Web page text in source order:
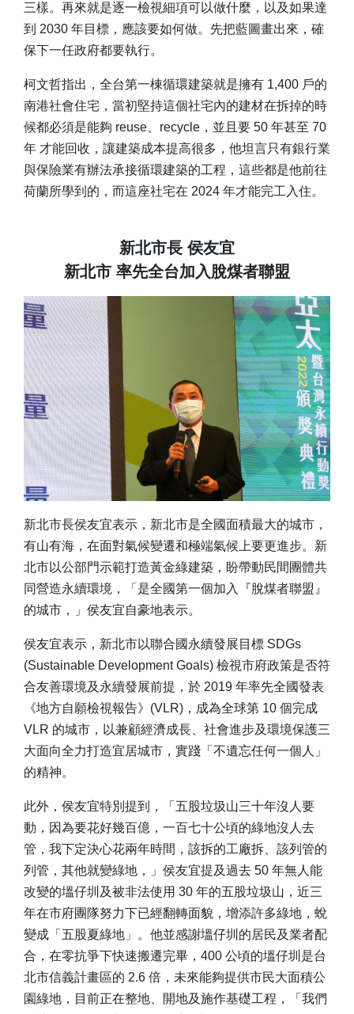
三樣。再來就是逐一檢視細項可以做什麼，以及如果達
到 2030 年目標，應該要如何做。先把藍圖畫出來，確
保下一任政府都要執行。
柯文哲指出，全台第一棟循環建築就是擁有 1,400 戶的
南港社會住宅，當初堅持這個社宅內的建材在拆掉的時
候都必須是能夠 reuse、recycle，並且要 50 年甚至 70
年 才能回收，讓建築成本提高很多，他坦言只有銀行業
與保險業有辦法承接循環建築的工程，這些都是他前往
荷蘭所學到的，而這座社宅在 2024 年才能完工入住。
新北市長 侯友宜
新北市 率先全台加入脫煤者聯盟
新北市長侯友宜表示，新北市是全國面積最大的城市，
有山有海，在面對氣候變遷和極端氣候上要更進步。新
北市以公部門示範打造黃金綠建築，盼帶動民間團體共
同營造永續環境，「是全國第一個加入『脫煤者聯盟』
的城市，」侯友宜自豪地表示。
侯友宜表示，新北市以聯合國永續發展目標 SDGs
(Sustainable Development Goals) 檢視市府政策是否符
合友善環境及永續發展前提，於 2019 年率先全國發表
《地方自願檢視報告》(VLR)，成為全球第 10 個完成
VLR 的城市，以兼顧經濟成長、社會進步及環境保護三
大面向全力打造宜居城市，實踐「不遺忘任何一個人」
的精神。
此外，侯友宜特別提到，「五股垃圾山三十年沒人要
動，因為要花好幾百億，一百七十公頃的綠地沒人去
管，我下定決心花兩年時間，該拆的工廠拆、該列管的
列管，其他就變綠地，」侯友宜提及過去 50 年無人能
改變的塭仔圳及被非法使用 30 年的五股垃圾山，近三
年在市府團隊努力下已經翻轉面貌，增添許多綠地，蛻
變成「五股夏綠地」。他並感謝塭仔圳的居民及業者配
合，在零抗爭下快速搬遷完畢，400 公頃的塭仔圳是台
北市信義計畫區的 2.6 倍，未來能夠提供市民大面積公
園綠地，目前正在整地、開地及施作基礎工程，「我們